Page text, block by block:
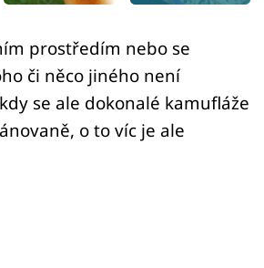
prostředím nebo se
či něco jiného není
se ale dokonalé kamufláže
o to víc je ale